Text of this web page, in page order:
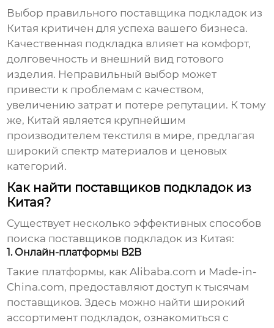
Выбор правильного поставщика подкладок из
Китая критичен для успеха вашего бизнеса.
Качественная подкладка влияет на комфорт,
долговечность и внешний вид готового
изделия. Неправильный выбор может
привести к проблемам с качеством,
увеличению затрат и потере репутации. К тому
же, Китай является крупнейшим
производителем текстиля в мире, предлагая
широкий спектр материалов и ценовых
категорий.
Как найти поставщиков подкладок из
Китая?
Существует несколько эффективных способов
поиска поставщиков подкладок из Китая:
1. Онлайн-платформы B2B
Такие платформы, как Alibaba.com и Made-in-
China.com, предоставляют доступ к тысячам
поставщиков. Здесь можно найти широкий
ассортимент подкладок, ознакомиться с